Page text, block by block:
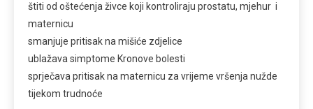
štiti od oštećenja živce koji kontroliraju prostatu, mjehur i
maternicu
smanjuje pritisak na mišiće zdjelice
ublažava simptome Kronove bolesti
sprječava pritisak na maternicu za vrijeme vršenja nužde
tijekom trudnoće